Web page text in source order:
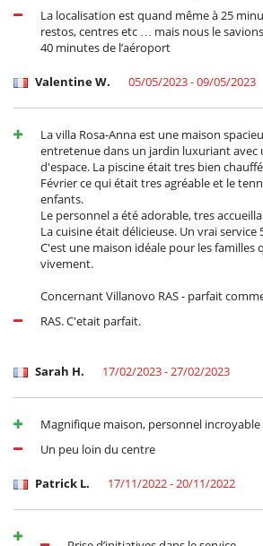
La localisation est quand même à 25
restos, centres etc … mais nous le
40 minutes de l’aéroport
Valentine W. 05/05/2023 - 09/05/2023
La villa Rosa-Anna est une maison
entretenue dans un jardin luxuriant avec
d'espace. La piscine était tres bien
Février ce qui était tres agréable et le
enfants.
Le personnel a été adorable, tres
La cuisine était délicieuse. Un vrai service
C'est une maison idéale pour les familles
vivement.
Concernant Villanovo RAS - parfait
RAS. C'etait parfait.
Sarah H. 17/02/2023 - 27/02/2023
Magnifique maison, personnel
Un peu loin du centre
Patrick L. 17/11/2022 - 20/11/2022